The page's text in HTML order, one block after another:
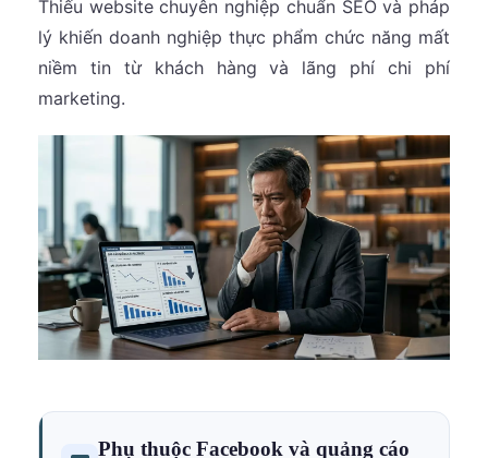
Thiếu website chuyên nghiệp chuẩn SEO và pháp
lý khiến doanh nghiệp thực phẩm chức năng mất
niềm tin từ khách hàng và lãng phí chi phí
marketing.
Phụ thuộc Facebook và quảng cáo